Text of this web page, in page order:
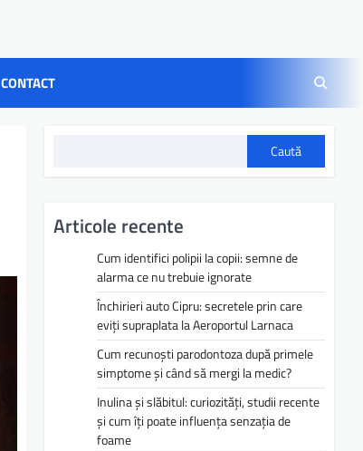
CONTACT
Caută
Articole recente
Cum identifici polipii la copii: semne de
alarma ce nu trebuie ignorate
Închirieri auto Cipru: secretele prin care
eviți supraplata la Aeroportul Larnaca
Cum recunoști parodontoza după primele
simptome și când să mergi la medic?
Inulina și slăbitul: curiozități, studii recente
și cum îți poate influența senzația de
foame